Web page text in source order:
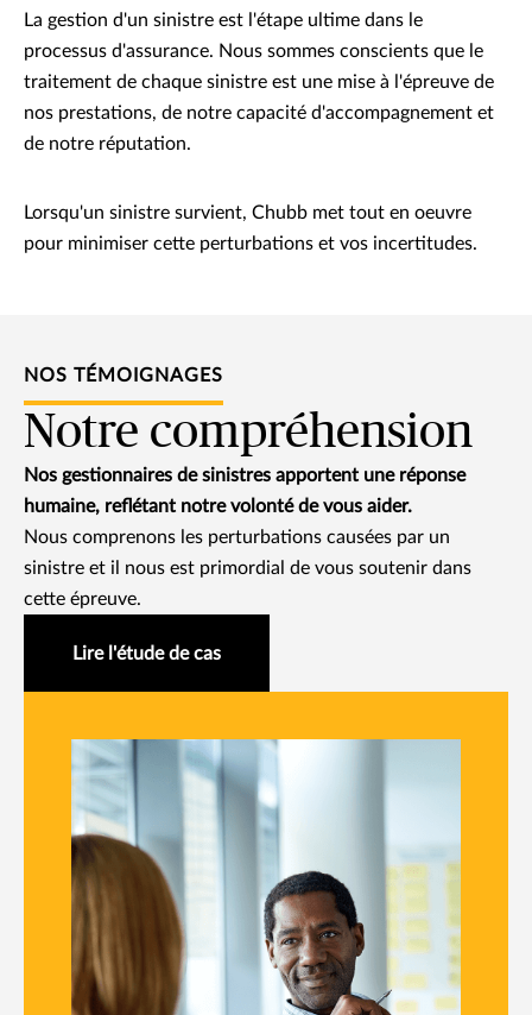
La gestion d'un sinistre est l'étape ultime dans le
processus d'assurance. Nous sommes conscients que le
traitement de chaque sinistre est une mise à l'épreuve de
nos prestations, de notre capacité d'accompagnement et
de notre réputation.
Lorsqu'un sinistre survient, Chubb met tout en oeuvre
pour minimiser cette perturbations et vos incertitudes.
NOS TÉMOIGNAGES
Notre compréhension
Nos gestionnaires de sinistres apportent une réponse
humaine, reflétant notre volonté de vous aider.
Nous comprenons les perturbations causées par un
sinistre et il nous est primordial de vous soutenir dans
cette épreuve.
Lire l'étude de cas